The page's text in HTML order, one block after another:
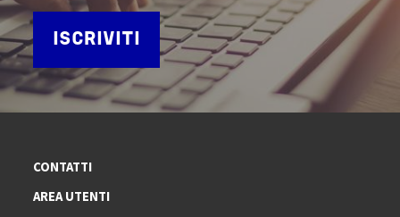
ISCRIVITI
CONTATTI
AREA UTENTI